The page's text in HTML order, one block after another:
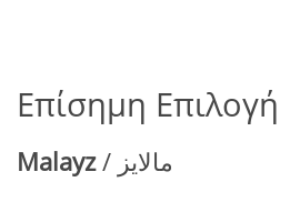
Επίσημη Επιλογή
Malayz / مالایز